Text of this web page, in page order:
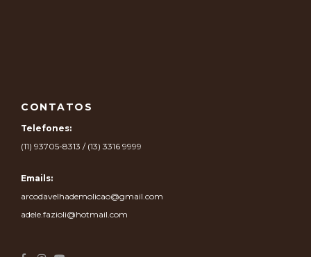
CONTATOS
Telefones:
(11) 93705-8313 / (13) 3316 9999
Emails:
arcodavelhademolicao@gmail.com
adele.fazioli@hotmail.com